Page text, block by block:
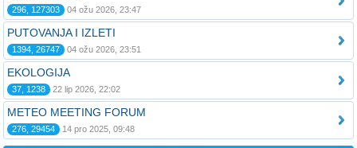
296, 127303 04 ožu 2026, 23:47
PUTOVANJA I IZLETI
1394, 26747 04 ožu 2026, 23:51
EKOLOGIJA
37, 1238 22 lip 2026, 22:02
METEO MEETING FORUM
276, 29454 14 pro 2025, 09:48